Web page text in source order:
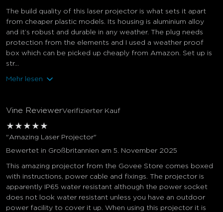
The build quality of this laser projector is what sets it apart
from cheaper plastic models. Its housing is aluminium alloy
and it’s robust and durable in any weather. The plug needs
protection from the elements and I used a weather proof
box which can be picked up cheaply from Amazon. Set up is
str...
Mehr lesen
Vine ReviewerVerifizierter Kauf
★ ★ ★ ★ ★
"Amazing Laser Projector"
Bewertet in Großbritannien am 5. November 2025
This amazing projector from the Govee Store comes boxed
with instructions, power cable and fixings. The projector is
apparently IP65 water resistant although the power socket
does not look water resistant unless you have an outdoor
power facility to cover it up. When using this projector it is